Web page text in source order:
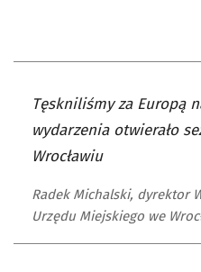
Tęskniliśmy za Europą
wydarzenia otwierało
Wrocławiu
Radek Michalski, dyrektor
Urzędu Miejskiego we